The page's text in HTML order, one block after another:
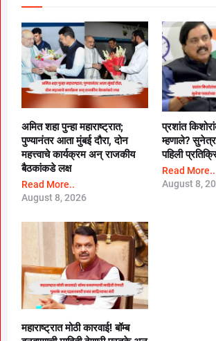
अमित शहा पुन्हा महाराष्ट्रात;
पुण्यानंतर आता मुंबई दौरा, दोन
महत्त्वाचे कार्यक्रम अन् राजकीय
बैठकांकडे लक्ष
Read More..
August 8, 2026
प्रशांत
म्हणाले?
पहिली
Read More..
August 8,
महाराष्ट्रात मोठी कारवाई! बॉम्ब